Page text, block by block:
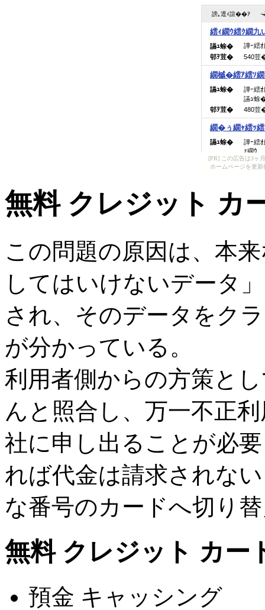
[PR] この広告は3ヶ
ホームページを更
無料 クレジット カ
この問題の原因は、本
してはいけないデータ
され、そのデータをク
が分かっている。
利用者側からの方策と
んと照合し、万一不正
社に申し出ることが必
れば代金は請求されな
な番号のカードへ切り
無料 クレジット カー
預金 キャッシング